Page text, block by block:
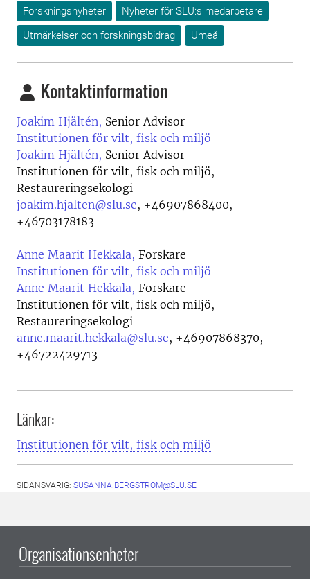
Forskningsnyheter
Nyheter för SLU:s medarbetare
Utmärkelser och forskningsbidrag
Umeå
Kontaktinformation
Joakim Hjältén, Senior Advisor
Institutionen för vilt, fisk och miljö
Joakim Hjältén, Senior Advisor
Institutionen för vilt, fisk och miljö,
Restaureringsekologi
joakim.hjalten@slu.se, +46907868400,
+46703178183
Anne Maarit Hekkala, Forskare
Institutionen för vilt, fisk och miljö
Anne Maarit Hekkala, Forskare
Institutionen för vilt, fisk och miljö,
Restaureringsekologi
anne.maarit.hekkala@slu.se, +46907868370,
+46722429713
Länkar:
Institutionen för vilt, fisk och miljö
SIDANSVARIG: SUSANNA.BERGSTROM@SLU.SE
Organisationsenheter